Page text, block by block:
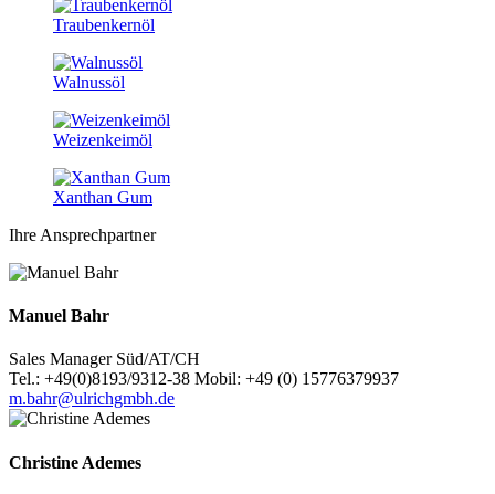
Traubenkernöl
Walnussöl
Weizenkeimöl
Xanthan Gum
Ihre Ansprechpartner
Manuel Bahr
Sales Manager Süd/AT/CH
Tel.: +49(0)8193/9312-38 Mobil: +49 (0) 15776379937
m.bahr@ulrichgmbh.de
Christine Ademes